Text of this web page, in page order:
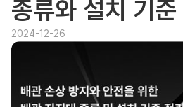
종류와 설치 기준
2024-12-26